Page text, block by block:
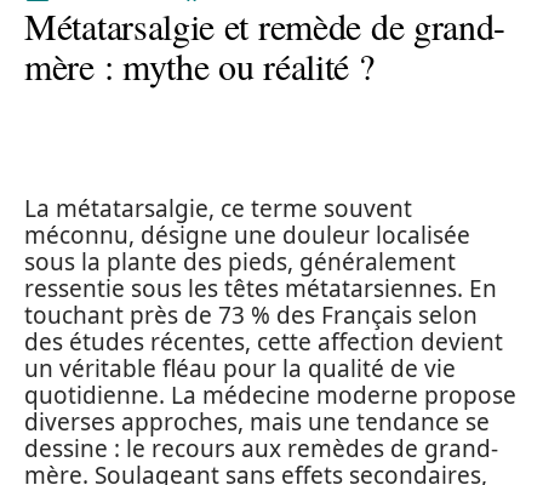
Métatarsalgie et remède de grand-
mère : mythe ou réalité ?
La métatarsalgie, ce terme souvent
méconnu, désigne une douleur localisée
sous la plante des pieds, généralement
ressentie sous les têtes métatarsiennes. En
touchant près de 73 % des Français selon
des études récentes, cette affection devient
un véritable fléau pour la qualité de vie
quotidienne. La médecine moderne propose
diverses approches, mais une tendance se
dessine : le recours aux remèdes de grand-
mère. Soulageant sans effets secondaires,